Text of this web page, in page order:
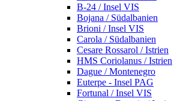
B-24 / Insel VIS
Bojana / Südalbanien
Brioni / Insel VIS
Carola / Südalbanien
Cesare Rossarol / Istrien
HMS Coriolanus / Istrien
Dague / Montenegro
Euterpe - Insel PAG
Fortunal / Insel VIS